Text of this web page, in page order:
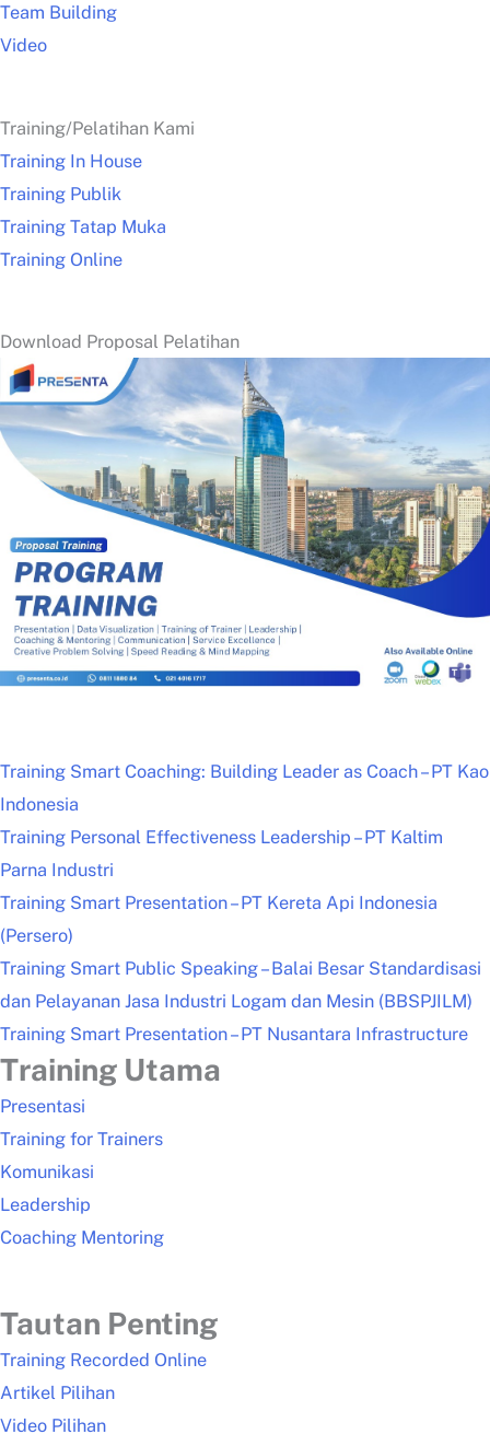
Team Building
Video
Training/Pelatihan Kami
Training In House
Training Publik
Training Tatap Muka
Training Online
Download Proposal Pelatihan
Training Smart Coaching: Building Leader as Coach – PT Kao
Indonesia
Training Personal Effectiveness Leadership – PT Kaltim
Parna Industri
Training Smart Presentation – PT Kereta Api Indonesia
(Persero)
Training Smart Public Speaking – Balai Besar Standardisasi
dan Pelayanan Jasa Industri Logam dan Mesin (BBSPJILM)
Training Smart Presentation – PT Nusantara Infrastructure
Training Utama
Presentasi
Training for Trainers
Komunikasi
Leadership
Coaching Mentoring
Tautan Penting
Training Recorded Online
Artikel Pilihan
Video Pilihan